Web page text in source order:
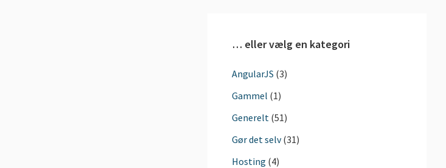
… eller vælg en kategori
AngularJS (3)
Gammel (1)
Generelt (51)
Gør det selv(31)
Hosting (4)